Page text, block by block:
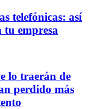
telefónicas: así
tu empresa
lo traerán de
perdido más